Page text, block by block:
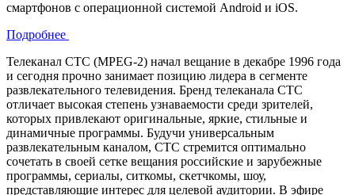
смартфонов с операционной системой Android и iOS.
Подробнее
Телеканал CTC (MPEG-2) начал вещание в декабре 1996 года
и сегодня прочно занимает позицию лидера в сегменте
развлекательного телевидения. Бренд телеканала СТС
отличает высокая степень узнаваемости среди зрителей,
которых привлекают оригинальные, яркие, стильные и
динамичные программы. Будучи универсальным
развлекательным каналом, СТС стремится оптимально
сочетать в своей сетке вещания российские и зарубежные
программы, сериалы, ситкомы, скетчкомы, шоу,
представляющие интерес для целевой аудитории. В эфире